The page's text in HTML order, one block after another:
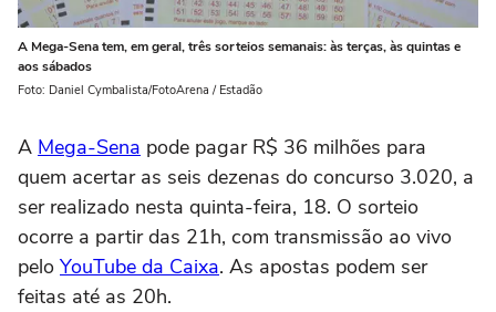
A Mega-Sena tem, em geral, três sorteios semanais: às terças, às quintas e
aos sábados
Foto: Daniel Cymbalista/FotoArena / Estadão
A Mega-Sena pode pagar R$ 36 milhões para
quem acertar as seis dezenas do concurso 3.020, a
ser realizado nesta quinta-feira, 18. O sorteio
ocorre a partir das 21h, com transmissão ao vivo
pelo YouTube da Caixa. As apostas podem ser
feitas até as 20h.